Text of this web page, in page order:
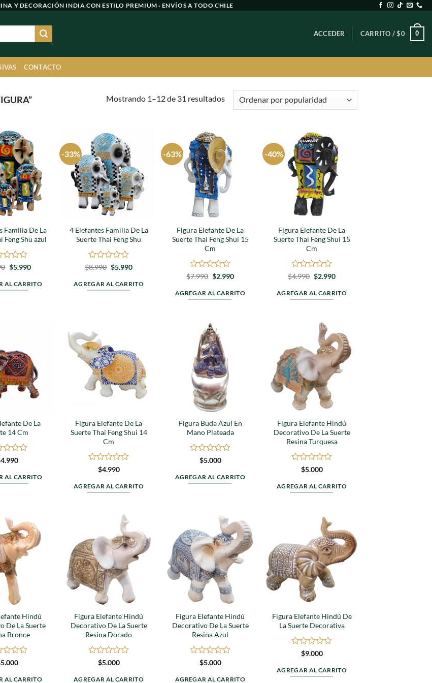
Y DECORACIÓN INDIA CON ESTILO PREMIUM · ENVÍOS A TODO CHILE
ACCEDER CARRITO /$0 0
CONTACTO
Mostrando 1–12 de 31 resultadosOrdenado
por
Agregar
a
favoritos
Familia De La
Feng Shu azul
El
original
era:
$5.990El
actual
es:
AL CARRITO
-33%
Agregar
favoritos
4 Elefantes Familia De La
Suerte Thai Feng Shu
Valorado
0
de
$8.990 El
original
era:
$5.990El
actual
es:
AGREGAR AL CARRITO
-63%
Agregar
favoritos
Figura Elefante De La
Suerte Thai Feng Shui 15
Cm
Valorado
0
de
$7.990 El
original
era:
$2.990El
actual
es:
AGREGAR AL CARRITO
-40%
Agregar
a
favoritos
Figura Elefante De La
Suerte Thai Feng Shui 15
Cm
Valorado
0
de
$4.990 El
original
era:
$2.990El
actual
es:
AGREGAR AL CARRITO
favoritos
De La
14 Cm
4.990
AL CARRITO
a
favoritos
Figura Elefante De La
Suerte Thai Feng Shui 14
Cm
Valorado
0
de
$4.990
AGREGAR AL CARRITO
favoritos
Figura Buda Azul En
Mano Plateada
Valorado
0
de
$5.000
AGREGAR AL CARRITO
Agregar
a
favoritos
Figura Elefante Hindú
Decorativo De La Suerte
Resina Turquesa
Valorado
0
de
$5.000
AGREGAR AL CARRITO
Agregar
a
favoritos
Hindú
De La Suerte
Bronce
5.000
AL CARRITO
Agregar
a
favoritos
Figura Elefante Hindú
Decorativo De La Suerte
Resina Dorado
Valorado
0
$5.000
AGREGAR AL CARRITO
Agregar
a
favoritos
Figura Elefante Hindú
Decorativo De La Suerte
Resina Azul
Valorado
0
$5.000
AGREGAR AL CARRITO
Agregar
a
favoritos
Figura Elefante Hindú De
La Suerte Decorativa
Valorado
0
de
$9.000
AGREGAR AL CARRITO